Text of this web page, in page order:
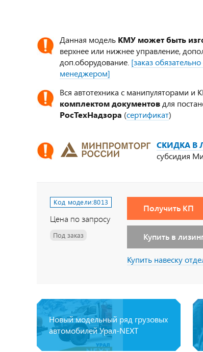
Данная модель КМУ может быть
верхнее или нижнее управление,
доп.оборудование. [заказ
менеджером]
Вся автотехника с манипуляторами и
комплектом документов для
РосТехНадзора (сертификат)
СКИДКА В
субсидия
Код модели:8013
Цена по запросу
Под заказ
Получить КП
Купить в
Купить навеску
Новый модельный ряд грузовых
автомобилей Урал-NEXT